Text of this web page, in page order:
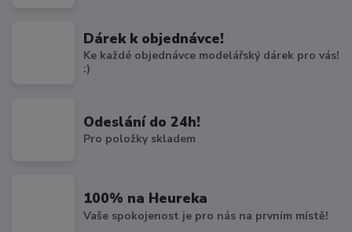
Dárek k objednávce!
Ke každé objednávce modelářský dárek pro vás!
:)
Odeslání do 24h!
Pro položky skladem
100% na Heureka
Vaše spokojenost je pro nás na prvním místě!